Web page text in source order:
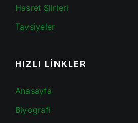
Hasret Şiirleri
Tavsiyeler
HIZLI LİNKLER
Anasayfa
Biyografi